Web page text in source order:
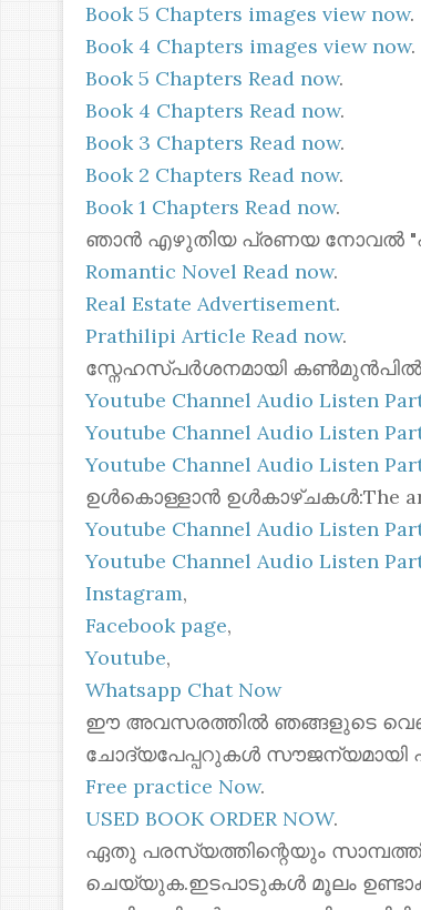
Book 5 Chapters images view now.
Book 4 Chapters images view now.
Book 5 Chapters Read now.
Book 4 Chapters Read now.
Book 3 Chapters Read now.
Book 2 Chapters Read now.
Book 1 Chapters Read now.
ഞാൻ എഴുതിയ പ്രണയ നോവൽ
Romantic Novel Read now.
Real Estate Advertisement.
Prathilipi Article Read now.
സ്നേഹസ്പർശനമായി കൺമുൻപിൽ:A
Youtube Channel Audio Listen
Youtube Channel Audio Listen
Youtube Channel Audio Listen
ഉൾകൊള്ളാൻ ഉൾകാഴ്ചകൾ:The art
Youtube Channel Audio Listen
Youtube Channel Audio Listen
Instagram,
Facebook page,
Youtube,
Whatsapp Chat Now
ഈ അവസരത്തിൽ ഞങ്ങളുടെ
ചോദ്യപേപ്പറുകൾ സൗജന്യമായി
Free practice Now.
USED BOOK ORDER NOW.
ഏതു പരസ്യത്തിന്റെയും
ചെയ്യുക.ഇടപാടുകൾ മൂലം